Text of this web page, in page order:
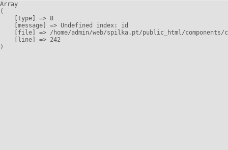
Array
(
    [type] => 8
    [message] => Undefined index: id
[file] => /home/admin/web/spilka.pt/public_html/
    [line] => 242